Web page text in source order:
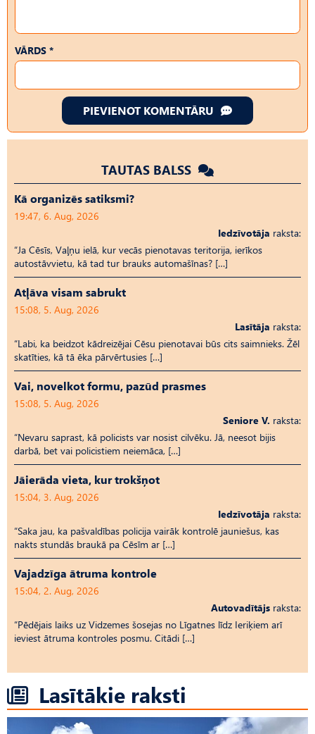
VĀRDS *
PIEVIENOT KOMENTĀRU
TAUTAS BALSS
Kā organizēs satiksmi?
19:47, 6. Aug, 2026
Iedzīvotāja raksta:
“Ja Cēsīs, Vaļņu ielā, kur vecās pienotavas teritorija, ierīkos
autostāvvietu, kā tad tur brauks automašīnas? […]
Atļāva visam sabrukt
15:08, 5. Aug, 2026
Lasītāja raksta:
“Labi, ka beidzot kādreizējai Cēsu pienotavai būs cits saimnieks. Žēl
skatīties, kā tā ēka pārvērtusies […]
Vai, novelkot formu, pazūd prasmes
15:08, 5. Aug, 2026
Seniore V. raksta:
“Nevaru saprast, kā policists var nosist cilvēku. Jā, neesot bijis
darbā, bet vai policistiem neiemāca, […]
Jāierāda vieta, kur trokšņot
15:04, 3. Aug, 2026
Iedzīvotāja raksta:
“Saka jau, ka pašvaldības policija vairāk kontrolē jauniešus, kas
nakts stundās braukā pa Cēsīm ar […]
Vajadzīga ātruma kontrole
15:04, 2. Aug, 2026
Autovadītājs raksta:
“Pēdējais laiks uz Vid­ze­mes šosejas no Līgatnes līdz Ieriķiem arī
ieviest ātruma kontroles posmu. Citādi […]
Lasītākie raksti